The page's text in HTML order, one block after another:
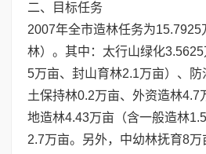
二、目标任务
2007年全市造林任务为15.7925
林）。其中：太行山绿化
5万亩、封山育林2.1万亩）、
土保持林0.2万亩、外资造林4.7
地造林4.43万亩（含一般造林
2.7万亩。另外，中幼林抚育8万